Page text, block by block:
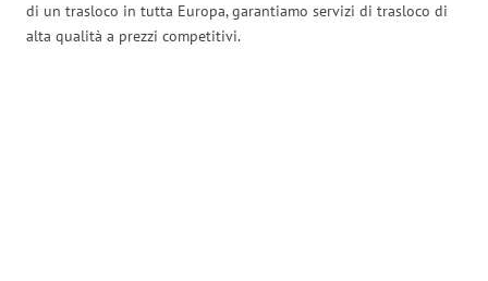
di un trasloco in tutta Europa, garantiamo servizi di trasloco di
alta qualità a prezzi competitivi.